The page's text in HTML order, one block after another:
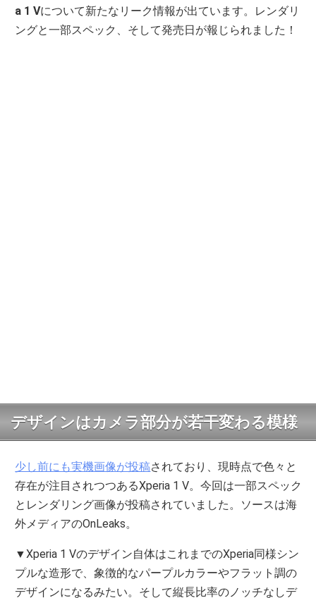
a 1 Vについて新たなリーク情報が出ています。レンダリ
ングと一部スペック、そして発売日が報じられました！
デザインはカメラ部分が若干変わる模様
少し前にも実機画像が投稿されており、現時点で色々と
存在が注目されつつあるXperia 1 V。今回は一部スペック
とレンダリング画像が投稿されていました。ソースは海
外メディアのOnLeaks。
▼Xperia 1 Vのデザイン自体はこれまでのXperia同様シン
プルな造形で、象徴的なパープルカラーやフラット調の
デザインになるみたい。そして縦長比率のノッチなしデ